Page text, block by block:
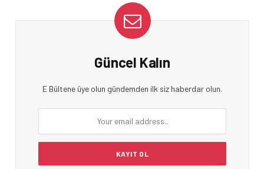
Güncel Kalın
E Bültene üye olun gündemden ilk siz haberdar olun.